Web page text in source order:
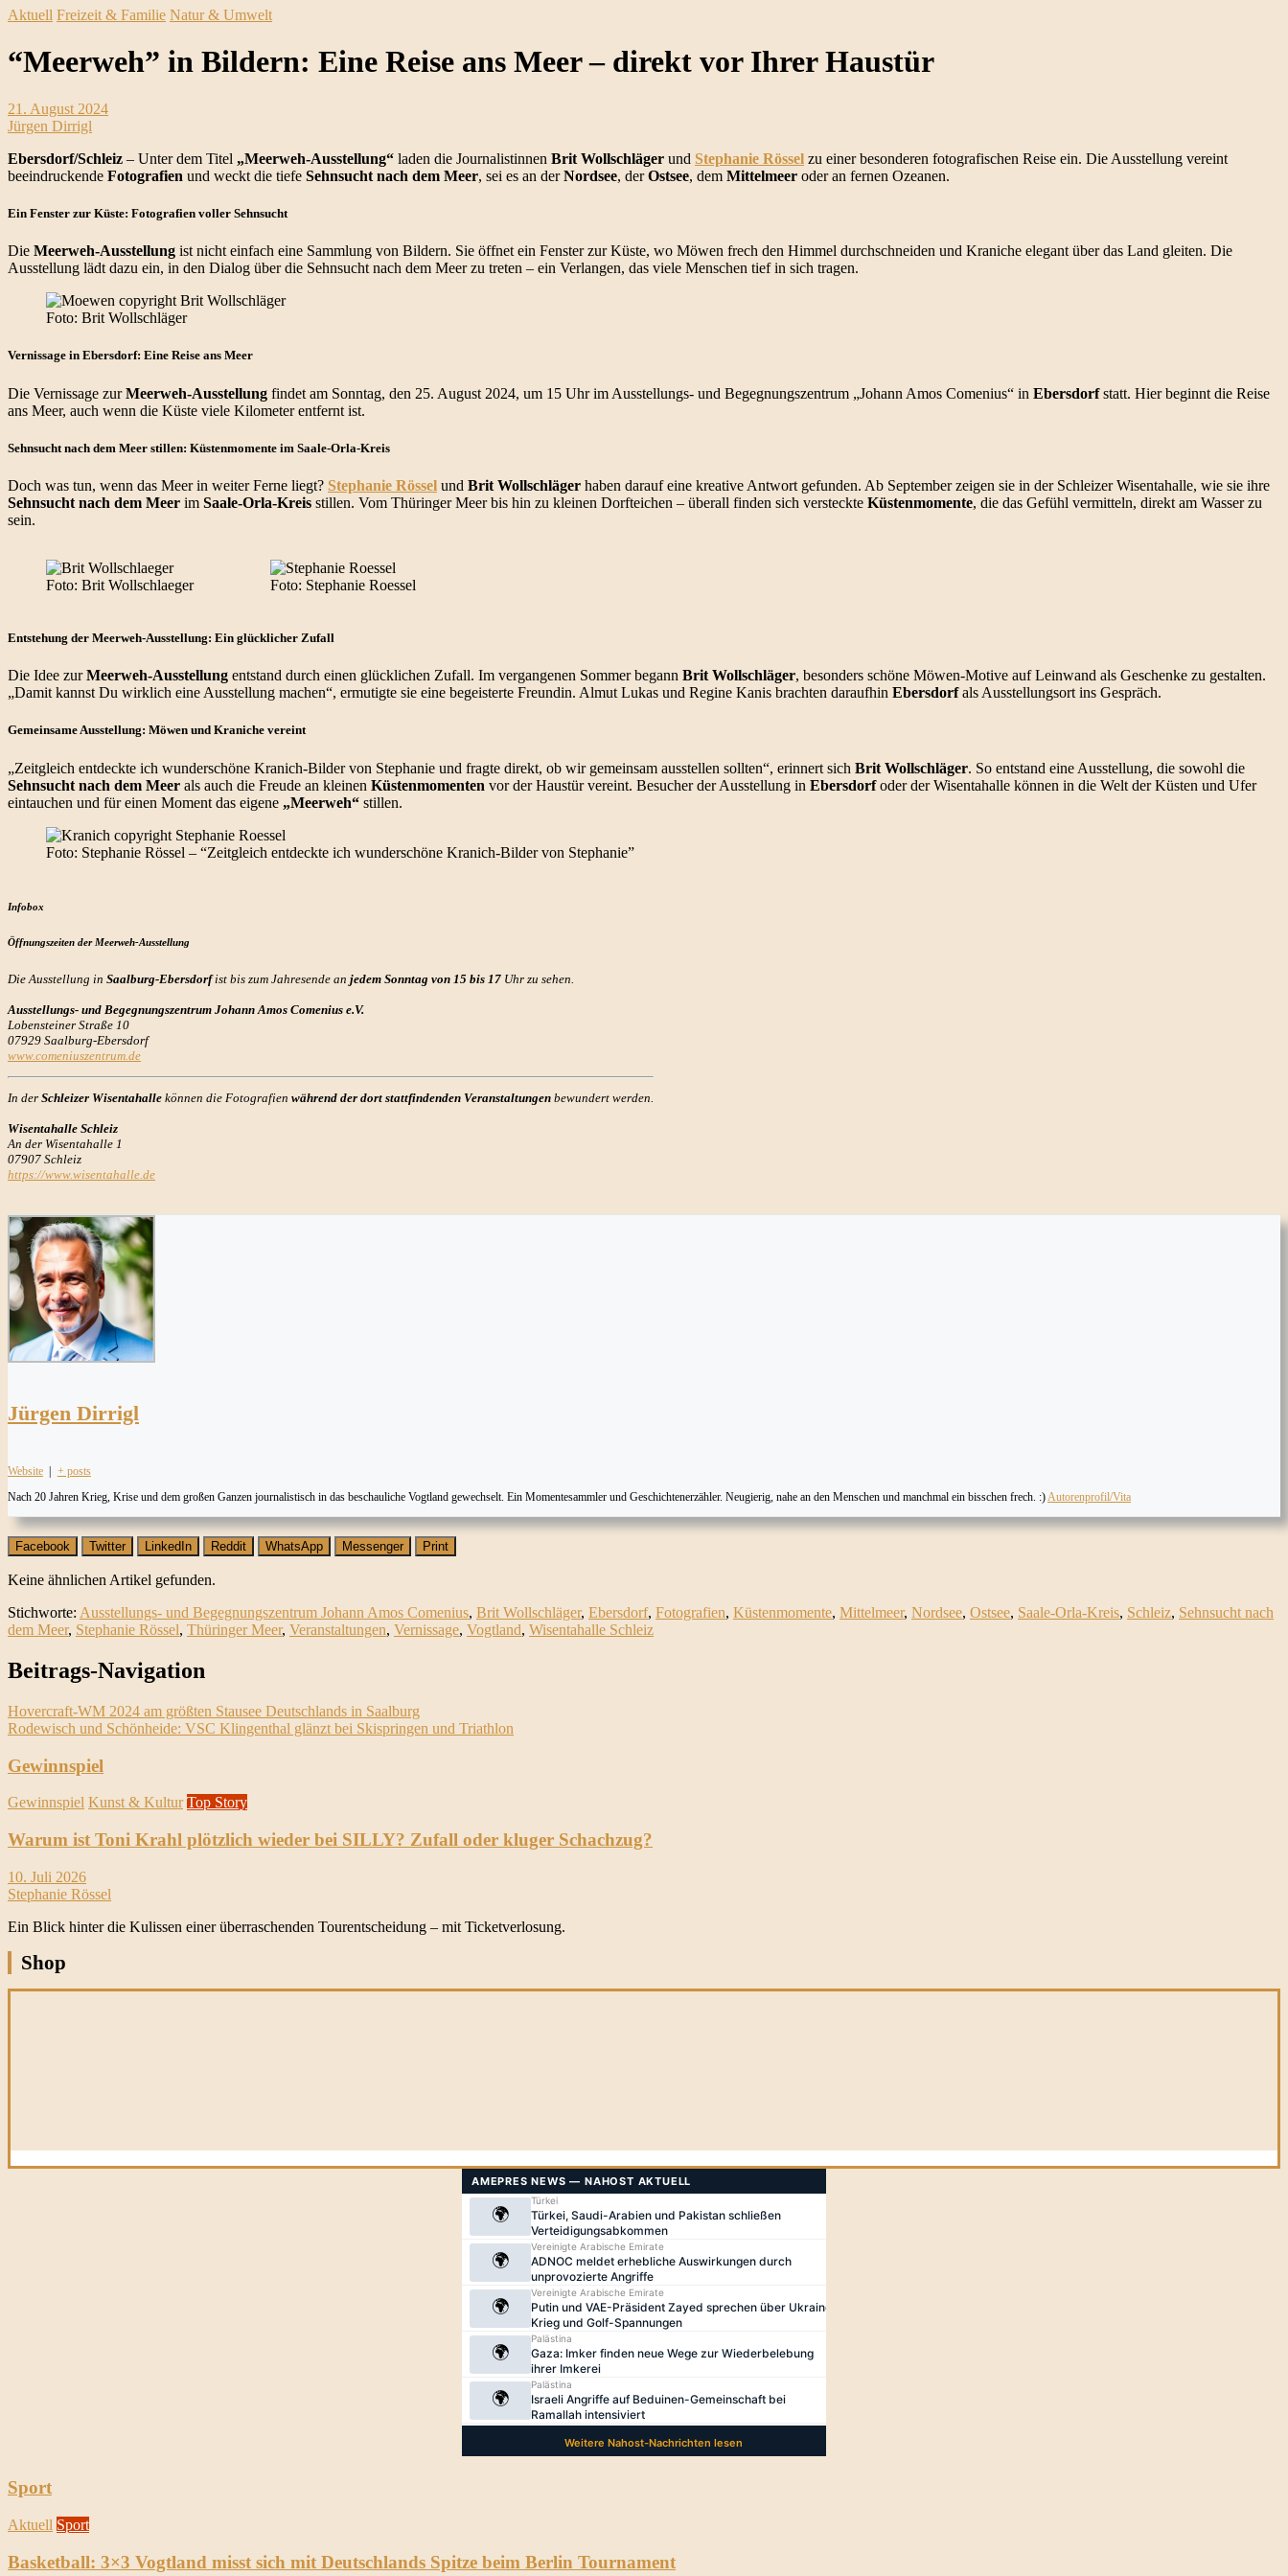
Aktuell Freizeit & Familie Natur & Umwelt
“Meerweh” in Bildern: Eine Reise ans Meer – direkt vor Ihrer Haustür
21. August 2024
Jürgen Dirrigl
Ebersdorf/Schleiz – Unter dem Titel „Meerweh-Ausstellung“ laden die Journalistinnen Brit Wollschläger und Stephanie Rössel zu einer besonderen fotografischen Reise ein. Die Ausstellung vereint
beeindruckende Fotografien und weckt die tiefe Sehnsucht nach dem Meer, sei es an derNordsee, derOstsee, dem Mittelmeer oder an fernen Ozeanen.
Ein Fenster zur Küste: Fotografien voller Sehnsucht
Die Meerweh-Ausstellung ist nicht einfach eine Sammlung von Bildern. Sie öffnet ein Fenster zur Küste, wo Möwen frech den Himmel durchschneiden und Kraniche elegant über das Land gleiten. Die
Ausstellung lädt dazu ein, in den Dialog über die Sehnsucht nach dem Meer zu treten – ein Verlangen, das viele Menschen tief in sich tragen.
Foto: Brit Wollschläger
Vernissage in Ebersdorf: Eine Reise ans Meer
Die Vernissage zurMeerweh-Ausstellung findet am Sonntag, den 25. August 2024, um 15 Uhr im Ausstellungs- und Begegnungszentrum „Johann Amos Comenius“ in Ebersdorfstatt. Hier beginnt die Reise
ans Meer, auch wenn die Küste viele Kilometer entfernt ist.
Sehnsucht nach dem Meer stillen: Küstenmomente im Saale-Orla-Kreis
Doch was tun, wenn das Meer in weiter Ferne liegt? Stephanie Rössel und Brit Wollschläger haben darauf eine kreative Antwort gefunden. Ab September zeigen sie in der Schleizer Wisentahalle, wie sie ihre
Sehnsucht nach dem Meer im Saale-Orla-Kreis stillen. Vom Thüringer Meer bis hin zu kleinen Dorfteichen – überall finden sich versteckte Küstenmomente, die das Gefühl vermitteln, direkt am Wasser zu
sein.
Foto: Brit Wollschlaeger Foto: Stephanie Roessel
Entstehung der Meerweh-Ausstellung: Ein glücklicher Zufall
Die Idee zurMeerweh-Ausstellung entstand durch einen glücklichen Zufall. Im vergangenen Sommer begann Brit Wollschläger, besonders schöne Möwen-Motive auf Leinwand als Geschenke zu gestalten.
„Damit kannst Du wirklich eine Ausstellung machen“, ermutigte sie eine begeisterte Freundin. Almut Lukas und Regine Kanis brachten daraufhin Ebersdorfals Ausstellungsort ins Gespräch.
Gemeinsame Ausstellung: Möwen und Kraniche vereint
„Zeitgleich entdeckte ich wunderschöne Kranich-Bilder von Stephanie und fragte direkt, ob wir gemeinsam ausstellen sollten“, erinnert sich Brit Wollschläger. So entstand eine Ausstellung, die sowohl die
Sehnsucht nach dem Meer als auch die Freude an kleinen Küstenmomenten vor der Haustür vereint. Besucher der Ausstellung in Ebersdorfoder der Wisentahalle können in die Welt der Küsten und Ufer
eintauchen und für einen Moment das eigene „Meerweh“ stillen.
Foto: Stephanie Rössel – “Zeitgleich entdeckte ich wunderschöne Kranich-Bilder von Stephanie”
Infobox
Öffnungszeiten der Meerweh-Ausstellung
Die Ausstellung in Saalburg-Ebersdorfist bis zum Jahresende an jedem Sonntag von 15 bis 17 Uhr zu sehen.
Ausstellungs- und Begegnungszentrum Johann Amos Comenius e.V.
Lobensteiner Straße 10
07929 Saalburg-Ebersdorf
www.comeniuszentrum.de
In der Schleizer Wisentahalle können die Fotografien während der dort stattfindenden Veranstaltungen bewundert werden.
Wisentahalle Schleiz
An der Wisentahalle 1
07907 Schleiz
https://www.wisentahalle.de
Jürgen Dirrigl
Website
+ posts
Nach 20 Jahren Krieg, Krise und dem großen Ganzen journalistisch in das beschauliche Vogtland gewechselt. Ein Momentesammler und Geschichtenerzähler. Neugierig, nahe an den Menschen und manchmal ein bisschen frech. :)Autorenprofil/Vita
Facebook Twitter LinkedIn Reddit WhatsApp Messenger Print
Keine ähnlichen Artikel gefunden.
Stichworte: Ausstellungs- und Begegnungszentrum Johann Amos Comenius, Brit Wollschläger, Ebersdorf, Fotografien, Küstenmomente, Mittelmeer, Nordsee, Ostsee, Saale-Orla-Kreis, Schleiz, Sehnsucht nach
dem Meer, Stephanie Rössel, Thüringer Meer, Veranstaltungen, Vernissage, Vogtland, Wisentahalle Schleiz
Beitrags-Navigation
Hovercraft-WM 2024 am größten Stausee Deutschlands in Saalburg
Rodewisch und Schönheide: VSC Klingenthal glänzt bei Skispringen und Triathlon
Gewinnspiel
Gewinnspiel Kunst & Kultur Top Story
Warum ist Toni Krahl plötzlich wieder bei SILLY? Zufall oder kluger Schachzug?
10. Juli 2026
Stephanie Rössel
Ein Blick hinter die Kulissen einer überraschenden Tourentscheidung – mit Ticketverlosung.
Shop
Sport
Aktuell Sport
Basketball: 3×3 Vogtland misst sich mit Deutschlands Spitze beim Berlin Tournament